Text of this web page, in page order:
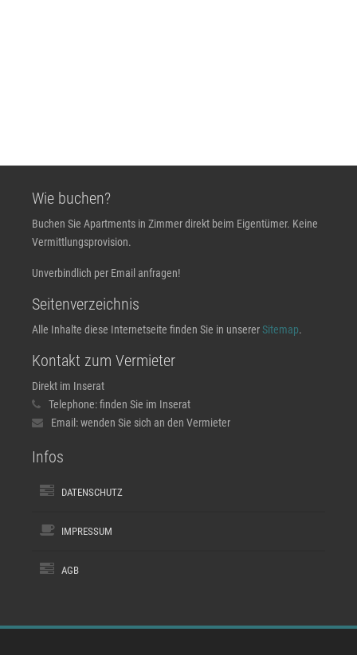
Wie buchen?
Buchen Sie Apartments in Zimmer direkt beim Eigentümer. Keine
Vermittlungsprovision.
Unverbindlich per Email anfragen!
Seitenverzeichnis
Alle Inhalte diese Internetseite finden Sie in unsererSitemap.
Kontakt zum Vermieter
Direkt im Inserat
Telephone:finden Sie im Inserat
Email:wenden Sie sich an den Vermieter
Infos
DATENSCHUTZ
IMPRESSUM
AGB